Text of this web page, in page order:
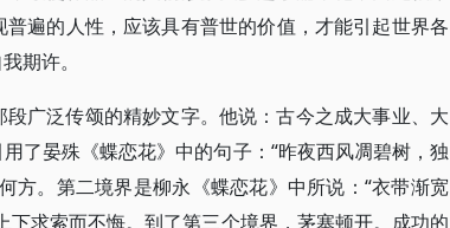
遍的人性，应该具有普世的价值，才能引起世界各
期许。
广泛传颂的精妙文字。他说：古今之成大事业、大
了晏殊《蝶恋花》中的句子：“昨夜西风凋碧树，独
方。第二境界是柳永《蝶恋花》中所说：“衣带渐宽
求索而不悔。到了第三个境界，茅塞顿开。成功的